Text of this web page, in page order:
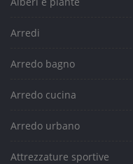
Arredi
Arredo bagno
Arredo cucina
Arredo urbano
Attrezzature sportive